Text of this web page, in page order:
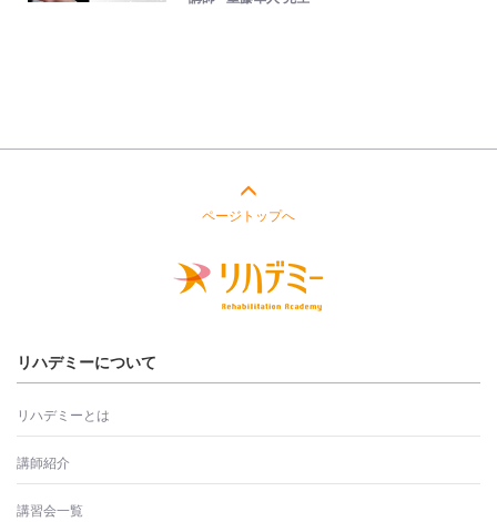
ページトップへ
リハデミーについて
リハデミーとは
講師紹介
講習会一覧